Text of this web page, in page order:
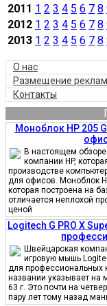
2011 1 2 3 4 5 6 7 8
2012 1 2 3 4 5 6 7 8
2013 1 2 3 4 5 6 7 8
О нас
Размещение
Контакты
Моноблок HP 205
В настоящем
компании HP,
производстве
для офисов. Моноблок
которая построена на
отличается неплохой
ценой
Logitech G PRO X
Швейцарская
игровую мышь
для профессиональных
названии указывает на
63 г. Это почти на
пару лет тому назад